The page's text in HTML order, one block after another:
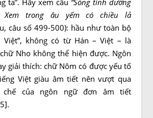
ta”. Hãy xem câu “Sóng tình dường
Xem trong âu yếm có chiều lả
câu số 499-500): hầu như toàn bộ
Việt”, không có từ Hán – Việt – là
Nho không thể hiện được. Ngôn
giải thích: chữ Nôm có được yếu tố
Việt giàu âm tiết nên vượt qua
của ngôn ngữ đơn âm tiết